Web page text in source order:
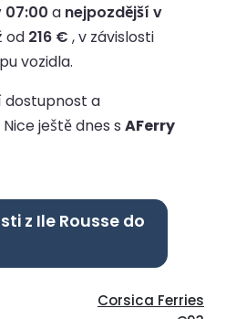
07:00 a nejpozdější v
od 216 € , v závislosti
vozidla.
dostupnost a
ještě dnes s AFerry
z Ile Rousse do
Corsica Ferries